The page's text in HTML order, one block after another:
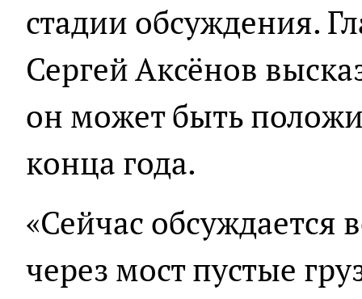
стадии обсуждения.
Сергей Аксёнов
он может быть
конца года.
«Сейчас обсуждается
через мост пустые